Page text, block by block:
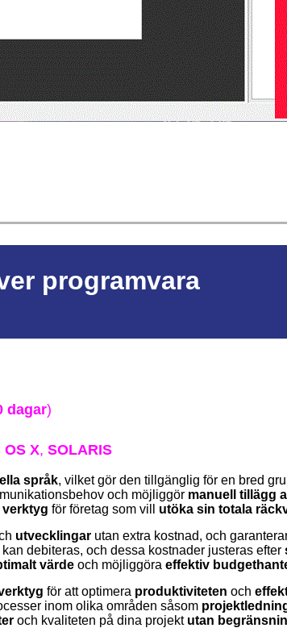
programvara
dagar)
OS X, SOLARIS
språk, vilket gör den tillgänglig för en bred
och möjliggör manuell tillägg
för företag som vill utöka sin totala
utvecklingar utan extra kostnad, och
kan debiteras, och dessa kostnader justeras efter
värde och möjliggöra effektiv
för att optimera produktiviteten och
inom olika områden såsom
och kvaliteten på dina projekt utan